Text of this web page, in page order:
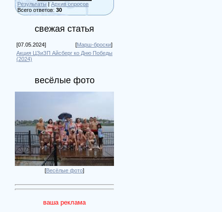
Результаты | Архив опросов
Всего ответов: 30
свежая статья
[07.05.2024] [Марш-броски]
Акция ЦЗиЗП Айсберг ко Дню Победы
(2024)
весёлые фото
[Весёлые фото]
ваша реклама